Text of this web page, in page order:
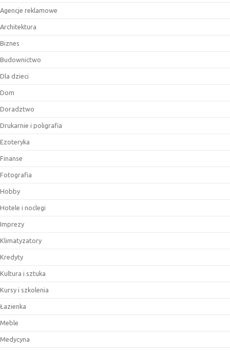
Agencje reklamowe
Architektura
Biznes
Budownictwo
Dla dzieci
Dom
Doradztwo
Drukarnie i poligrafia
Ezoteryka
Finanse
Fotografia
Hobby
Hotele i noclegi
Imprezy
Klimatyzatory
Kredyty
Kultura i sztuka
Kursy i szkolenia
Łazienka
Meble
Medycyna